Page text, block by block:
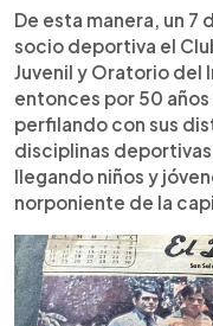
De esta manera, un 7
socio deportiva el
Juvenil y Oratorio del
entonces por 50
perfilando con sus
disciplinas
llegando niños y
norponiente de la